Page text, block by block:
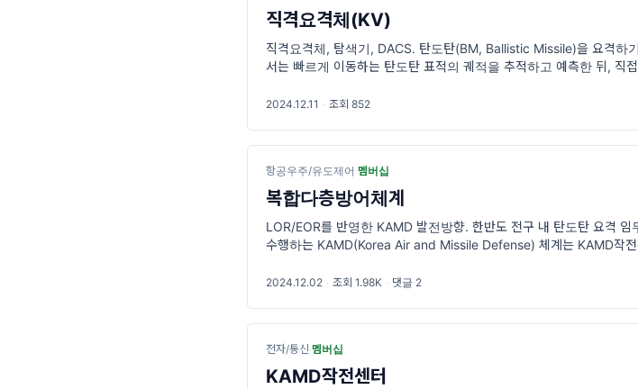
직격요격체(KV)
직격요격체, 탐색기, DACS. 탄도탄(BM, Ballistic Missile)을 요격하기
서는 빠르게 이동하는 탄도탄 표적의 궤적을 추적하고 예측한 뒤, 직접
2024.12.11 · 조회 852
항공우주/유도제어 ·멤버십
복합다층방어체계
LOR/EOR를 반영한 KAMD 발전방향. 한반도 전구 내 탄도탄 요격 임
수행하는 KAMD(Korea Air and Missile Defense) 체계는 KAMD작전
2024.12.02 · 조회 1.98K · 댓글 2
전자/통신·멤버십
KAMD작전센터